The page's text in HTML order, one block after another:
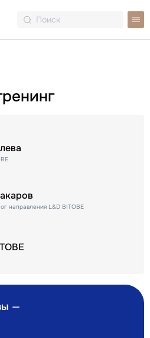
—
направления L&D BITOBE